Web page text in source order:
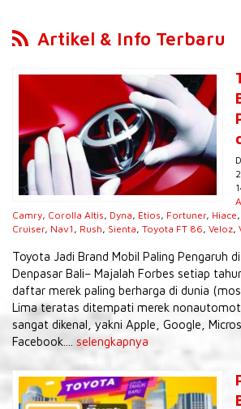
Artikel & Info Terbaru
Camry, Corolla Altis, Dyna, Etios, Fortuner, Hiace,
Cruiser, Nav1 , Rush, Sienta, Toyota FT 86, Veloz,
Toyota Jadi Brand Mobil Paling Pengaruh
Denpasar Bali– Majalah Forbes setiap
daftar merek paling berharga di dunia
Lima teratas ditempati merek
sangat dikenal, yakni Apple, Google,
Facebook.... selengkapnya